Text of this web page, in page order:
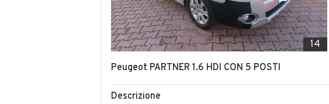
14
Peugeot PARTNER 1.6 HDI CON 5 POSTI
Descrizione